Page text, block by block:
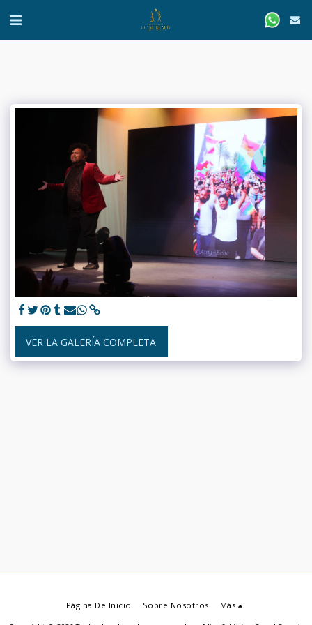
VER LA GALERÍA COMPLETA
Página De Inicio Sobre Nosotros Más